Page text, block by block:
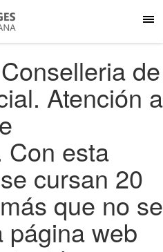
de
Atención a
Con esta
cursan 20
que no se
página web